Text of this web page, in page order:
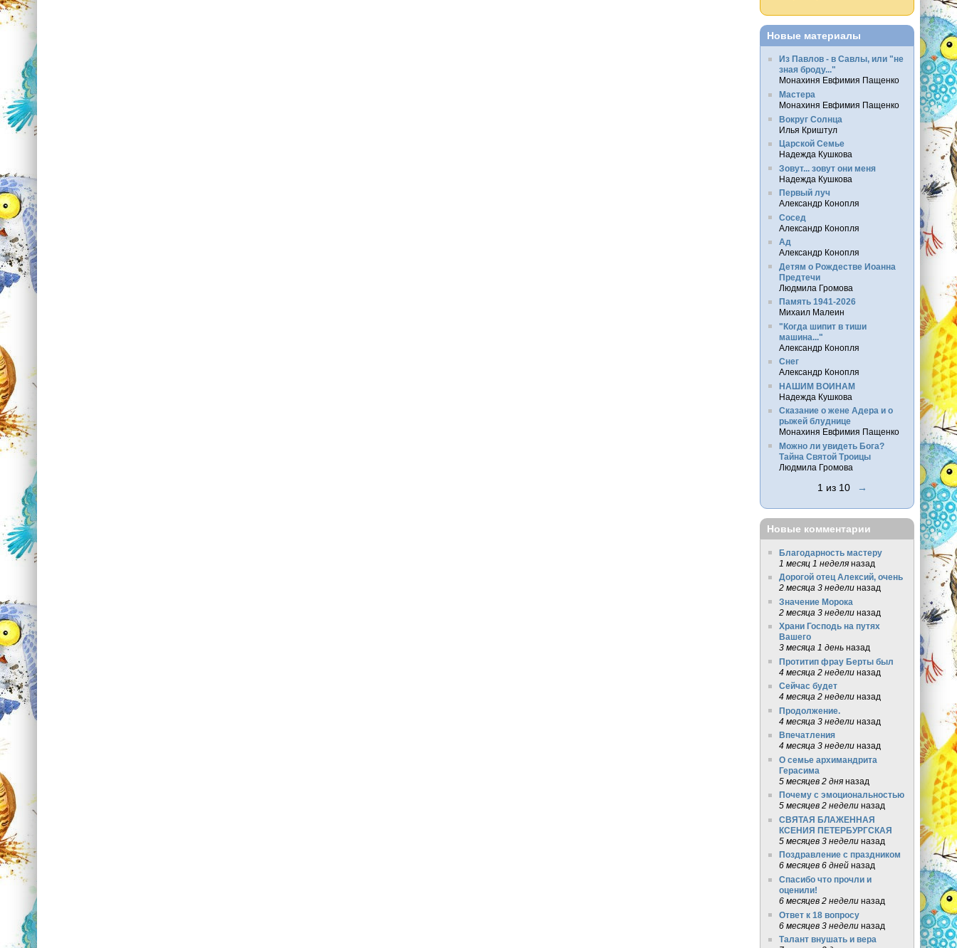
Новые материалы
Из Павлов - в Савлы, или "не
зная броду..."
Монахиня Евфимия Пащенко
Мастера
Монахиня Евфимия Пащенко
Вокруг Солнца
Илья Криштул
Царской Семье
Надежда Кушкова
Зовут... зовут они меня
Надежда Кушкова
Первый луч
Александр Конопля
Сосед
Александр Конопля
Ад
Александр Конопля
Детям о Рождестве Иоанна
Предтечи
Людмила Громова
Память 1941-2026
Михаил Малеин
"Когда шипит в тиши
машина..."
Александр Конопля
Снег
Александр Конопля
НАШИМ ВОИНАМ
Надежда Кушкова
Сказание о жене Адера и о
рыжей блуднице
Монахиня Евфимия Пащенко
Можно ли увидеть Бога?
Тайна Святой Троицы
Людмила Громова
1 из 10 →
Новые комментарии
Благодарность мастеру
1 месяц 1 неделяназад
Дорогой отец Алексий, очень
2 месяца 3 неделиназад
Значение Морока
2 месяца 3 неделиназад
Храни Господь на путях
Вашего
3 месяца 1 деньназад
Протитип фрау Берты был
4 месяца 2 неделиназад
Сейчас будет
4 месяца 2 неделиназад
Продолжение.
4 месяца 3 неделиназад
Впечатления
4 месяца 3 неделиназад
О семье архимандрита
Герасима
5 месяцев 2 дняназад
Почему с эмоциональностью
5 месяцев 2 неделиназад
СВЯТАЯ БЛАЖЕННАЯ
КСЕНИЯ ПЕТЕРБУРГСКАЯ
5 месяцев 3 неделиназад
Поздравление с праздником
6 месяцев 6 днейназад
Спасибо что прочли и
оценили!
6 месяцев 2 неделиназад
Ответ к 18 вопросу
6 месяцев 3 неделиназад
Талант внушать и вера